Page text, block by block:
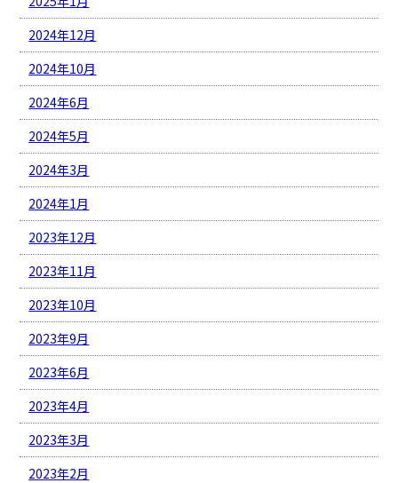
2024年12月
2024年10月
2024年6月
2024年5月
2024年3月
2024年1月
2023年12月
2023年11月
2023年10月
2023年9月
2023年6月
2023年4月
2023年3月
2023年2月